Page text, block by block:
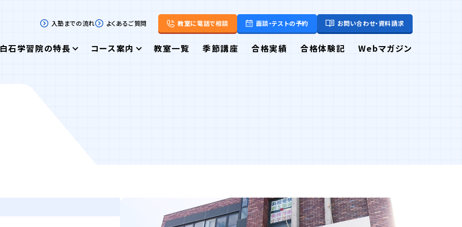
入塾までの流れ よくあるご質問 教室に電話で相談 面談・テストの予約 お問い合わせ・資料請求
白石学習院の特長 コース案内 教室一覧 季節講座 合格実績 合格体験記 Webマガジン